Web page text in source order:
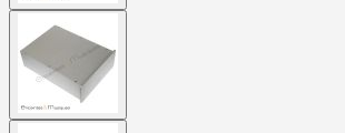
larger
image